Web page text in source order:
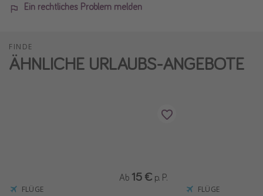
Ein rechtliches Problem melden
FINDE
ÄHNLICHE URLAUBS-ANGEBOTE
FLÜGE
Ab 15 € p. P.
FLÜGE